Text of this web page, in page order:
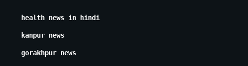
health news in hindi
kanpur news
gorakhpur news